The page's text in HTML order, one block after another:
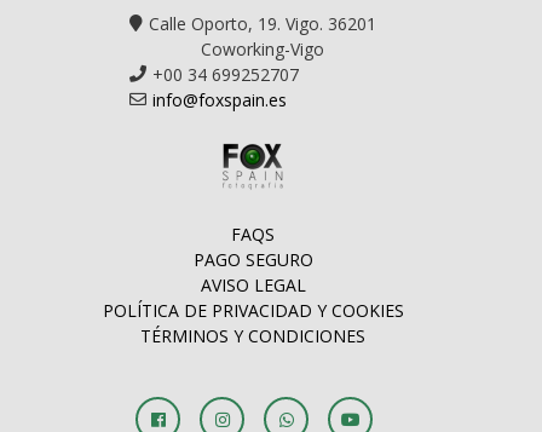
Calle Oporto, 19. Vigo. 36201
Coworking-Vigo
+00 34 699252707
info@foxspain.es
FAQS
PAGO SEGURO
AVISO LEGAL
POLÍTICA DE PRIVACIDAD Y COOKIES
TÉRMINOS Y CONDICIONES